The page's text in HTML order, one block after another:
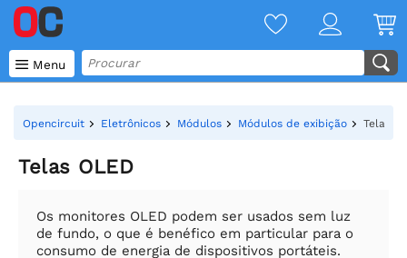
 Menu
Opencircuit Eletrônicos Módulos Módulos de exibição Telas
Telas OLED
Os monitores OLED podem ser usados sem luz
de fundo, o que é benéfico em particular para o
consumo de energia de dispositivos portáteis.